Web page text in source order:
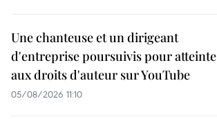
Une chanteuse et un dirigeant
d'entreprise poursuivis pour atteinte
aux droits d'auteur sur YouTube
05/08/2026 11:10